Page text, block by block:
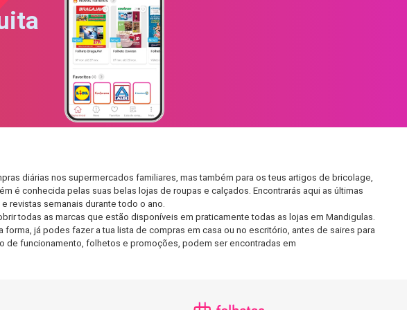
diárias nos supermercados familiares, mas também para os teus artigos de bricolage,
é conhecida pelas suas belas lojas de roupas e calçados. Encontrarás aqui as últimas
revistas semanais durante todo o ano.
todas as marcas que estão disponíveis em praticamente todas as lojas em Mandigulas.
já podes fazer a tua lista de compras em casa ou no escritório, antes de saires para
de funcionamento, folhetos e promoções, podem ser encontradas em